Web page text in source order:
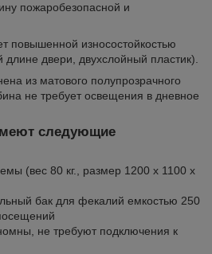
пожаробезопасной и
повышенной износостойкостью
двери, двухслойный пластик).
из матового полупрозрачного
не требует освещения в дневное
следующие
(вес 80 кг., размер 1200 x 1100 x
бак для фекалий емкостью 250
не требуют подключения к